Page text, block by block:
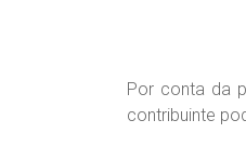
Por conta da
contribuinte